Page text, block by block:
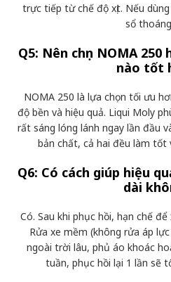
trực tiếp từ chế độ xịt. Nếu
sổ
Q5: Nên chọn NOMA
nào tốt
NOMA 250 là lựa chọn tối ưu
độ bền và hiệu quả. Liqui Moly
rất sáng lóng lánh ngay lần đầu
bản chất, cả hai đều làm tốt
Q6: Có cách giúp hiệu
dài
Có. Sau khi phục hồi, hạn chế
Rửa xe mềm (không rửa áp
ngoài trời lâu, phủ áo khoác
tuần, phục hồi lại 1 lần sẽ